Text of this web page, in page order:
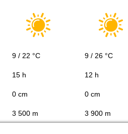
9 / 22 °C 9 / 26 °C
15 h 12 h
0 cm 0 cm
3 500 m 3 900 m